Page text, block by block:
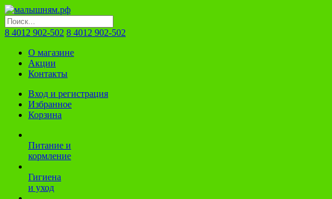
8 4012 902-502 8 4012 902-502
О магазине
Акции
Контакты
Вход и регистрация
Избранное
Корзина
Питание и
кормление
Гигиена
и уход